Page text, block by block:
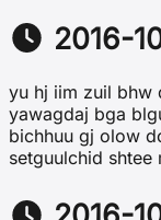
2016-
yu hj iim zuil bhw
yawagdaj bga
bichhuu gj olow
setguulchid shtee